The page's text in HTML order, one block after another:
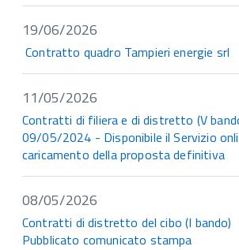
19/06/2026
Contratto quadro Tampieri energie srl
11/05/2026
Contratti di filiera e di distretto (V
09/05/2024 - Disponibile il Servizio
caricamento della proposta definitiva
08/05/2026
Contratti di distretto del cibo (I bando)
Pubblicato comunicato stampa